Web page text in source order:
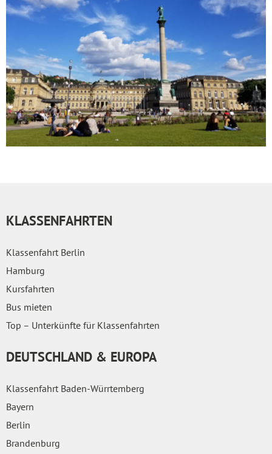
KLASSENFAHRTEN
Klassenfahrt Berlin
Hamburg
Kursfahrten
Bus mieten
Top – Unterkünfte für Klassenfahrten
DEUTSCHLAND & EUROPA
Klassenfahrt Baden-Würrtemberg
Bayern
Berlin
Brandenburg